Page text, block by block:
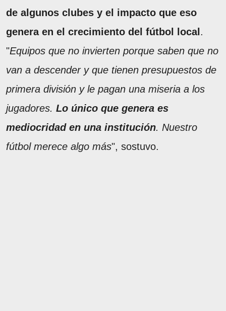
de algunos clubes y el impacto que eso
genera en el crecimiento del fútbol local .
"Equipos que no invierten porque saben que no
van a descender y que tienen presupuestos de
primera división y le pagan una miseria a los
jugadores. Lo único que genera es
mediocridad en una institución. Nuestro
fútbol merece algo más", sostuvo.